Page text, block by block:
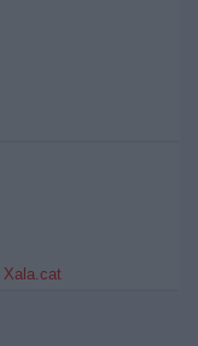
Xala.cat